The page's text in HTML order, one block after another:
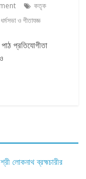
কতৃক
ও গীতাযজ্ঞ
প্রতিযোগীতা
লোকনাথ ব্রহ্মচারীর